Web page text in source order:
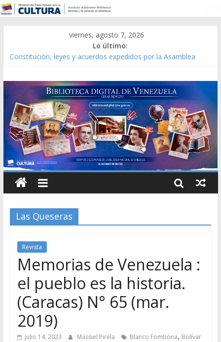
viernes, agosto 7, 2026
Lo último:
Constitución, leyes y acuerdos expedidos por la Asamblea
Modesta Bor Sánchez [material gráfico]
Gaceta Oficial de la República de Venezuela año CXXXIII Mes V,
Caracas 09 de marzo de 2006 N° 38.394
Catálogo temático de obras de Modesta Bor
Las Queseras
Revista
Memorias de Venezuela :
el pueblo es la historia.
(Caracas) N° 65 (mar.
2019)
julio 14, 2023 Massiel Pirela Blanco Fombona, Bolívar